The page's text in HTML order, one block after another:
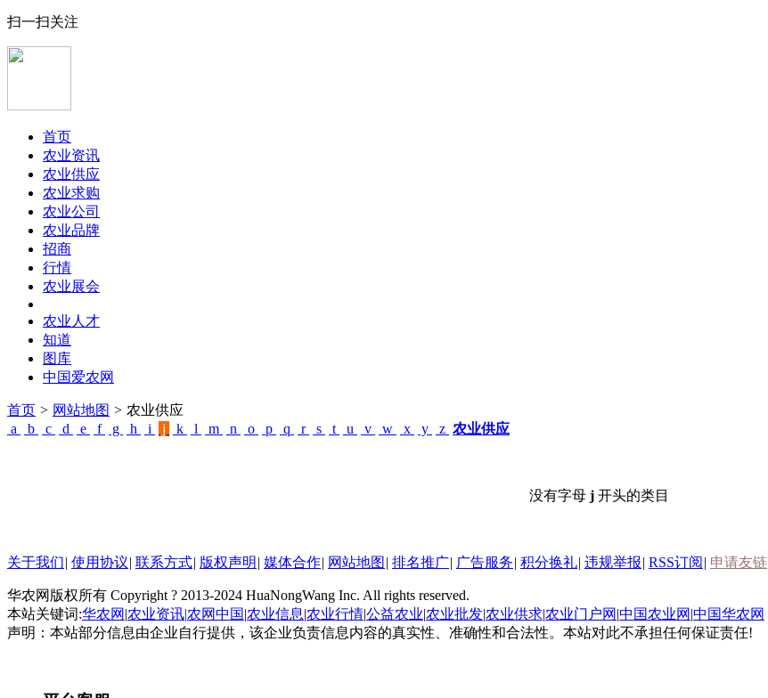
扫一扫关注
首页
农业资讯
农业供应
农业求购
农业公司
农业品牌
招商
行情
农业展会
农业人才
知道
图库
中国爱农网
首页 > 网站地图 > 农业供应
a
b c d e f g h i j k l m n o p q r s t u v w x y z 农业供应
没有字母 j开头的类目
关于我们| 使用协议| 联系方式| 版权声明 | 媒体合作| 网站地图 | 排名推广| 广告服务| 积分换礼| 违规举报| RSS订阅 | 申请友链
华农网版权所有 Copyright ? 2013-2024 HuaNongWang Inc. All rights reserved.
本站关键词:华农网 |农业资讯|农网中国|农业信息|农业行情|公益农业|农业批发|农业供求|农业门户网 |中国农业网 |中国华农网
声明：本站部分信息由企业自行提供，该企业负责信息内容的真实性、准确性和合法性。本站对此不承担任何保证责任!